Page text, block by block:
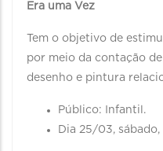
Era uma Vez
Tem o objetivo de
por meio da contação
desenho e pintura
Público: Infantil.
Dia 25/03, sábado,